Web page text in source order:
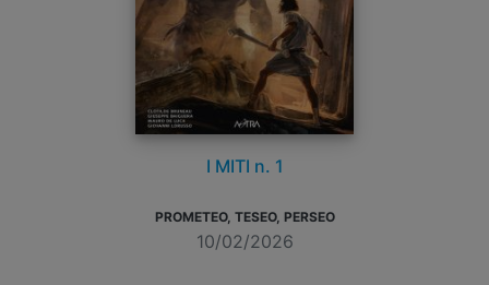
I MITI n. 1
PROMETEO, TESEO, PERSEO
10/02/2026